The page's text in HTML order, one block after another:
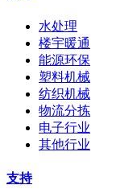
水处理
楼宇暖通
能源环保
塑料机械
纺织机械
物流分拣
电子行业
其他行业
支持